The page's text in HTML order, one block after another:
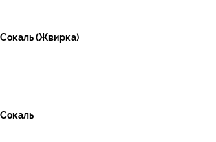
Сокаль (Жвирка)
Сокаль